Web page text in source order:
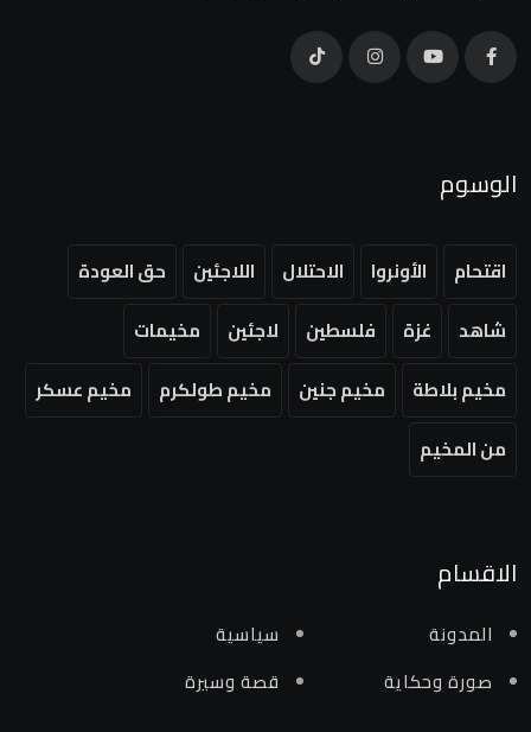
الوسوم
اقتحام الأونروا الاحتلال اللاجئين
حق العودة
شاهد
غزة فلسطين لاجئين
مخيمات
مخيم بلاطة
مخيم جنين مخيم طولكرم
مخيم عسكر
من المخيم
الاقسام
المدونة
سياسية
صورة وحكاية
قصة وسيرة